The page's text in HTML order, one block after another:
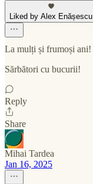
Liked by Alex Enășescu
La mulți și frumoși ani!
Sărbători cu bucurii!
Reply
Share
Mihai Tardea
Jan 16, 2025